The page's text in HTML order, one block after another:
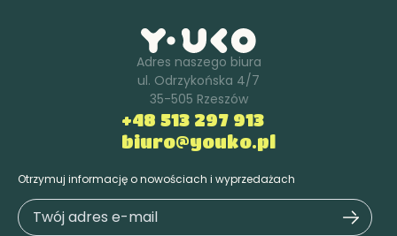
Adres naszego biura
ul. Odrzykońska 4/7
35-505 Rzeszów
+48 513 297 913
biuro@youko.pl
Otrzymuj informację o nowościach i wyprzedażach